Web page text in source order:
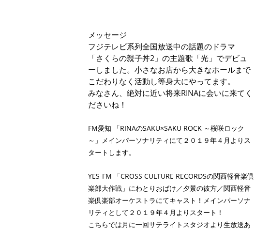
メッセージ
フジテレビ系列全国放送中の話題のドラマ
「さくらの親子丼2」の主題歌「光」でデビュ
ーしました。小さなお店から大きなホールまで
こだわりなく活動し等身大にやってます。
みなさん、絶対に近い将来RINAに会いに来てく
ださいね！
FM愛知 「RINAのSAKU×SAKU ROCK ～桜咲ロック
～」 メインパーソナリティにて２０１９年４月よりス
タートします。
YES-FM 「CROSS CULTURE RECORDSの関西軽音楽倶
楽部大作戦」にわとりおばけ／夕景の彼方／関西軽音
楽倶楽部オーケストラにてキャスト！メインパーソナ
リティとして２０１９年４月よりスタート！
​こちらでは月に一回サテライトスタジオより生放送あ